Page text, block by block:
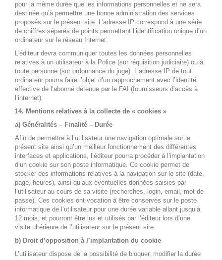
pour la même durée que les informations personnelles et ne sera
destinée qu’à permettre une bonne administration des services
proposés sur le présent site. L'adresse IP correspond à une série
de chiffres séparés de points permettant l’identification unique d’un
ordinateur sur le réseau Internet.
L'éditeur devra communiquer toutes les données personnelles
relatives à un utilisateur à la Police (sur réquisition judiciaire) ou à
toute personne (sur ordonnance du juge). L’adresse IP de tout
ordinateur pourra faire l’objet d’un rapprochement avec l’identité
effective de l’abonné détenue par le FAI (fournisseurs d’accès à
l’internet).
14. Mentions relatives à la collecte de « cookies »
a) Généralités – Finalité – Durée
Afin de permettre à l’utilisateur une navigation optimale sur le
présent site ainsi qu’un meilleur fonctionnement des différentes
interfaces et applications, l’éditeur pourra procéder à l’implantation
d’un cookie sur son poste informatique. Ce cookie permet de
stocker des informations relatives à la navigation sur le site (date,
page, heures), ainsi qu’aux éventuelles données saisies par
l’utilisateur au cours de sa visite (recherches, login, email, mot de
passe). Ces cookies ont vocation à être conservés sur le poste
informatique de l’utilisateur pour une durée variable allant jusqu’à
12 mois, et pourront être lus et utilisés par l’éditeur lors d’une
visite ultérieure de l’utilisateur sur le présent site.
b) Droit d’opposition à l’implantation du cookie
L’utilisateur dispose de la possibilité de bloquer, modifier la durée